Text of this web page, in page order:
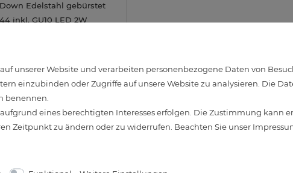
Edelstahl gebürstet
inkl. GU10 LED 2W
unserer Website und verarbeiten personenbezogene Daten von
einzubinden oder Zugriffe auf unsere Website zu analysieren. Die
benennen.
eines berechtigten Interesses erfolgen. Die Zustimmung kann
Zeitpunkt zu ändern oder zu widerrufen. Beachten Sie unser